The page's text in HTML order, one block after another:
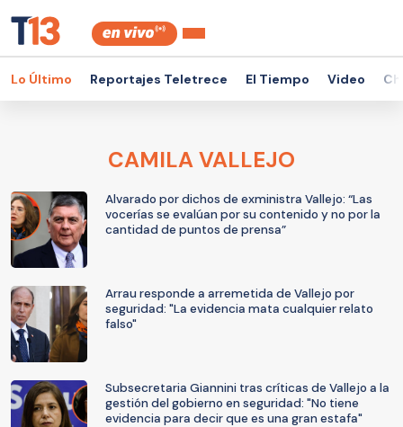
Lo Último Reportajes Teletrece El Tiempo Video
CAMILA VALLEJO
Alvarado por dichos de exministra Vallejo: “Las
vocerías se evalúan por su contenido y no por la
cantidad de puntos de prensa”
Arrau responde a arremetida de Vallejo por
seguridad: "La evidencia mata cualquier relato
falso"
Subsecretaria Giannini tras críticas de Vallejo a la
gestión del gobierno en seguridad: "No tiene
evidencia para decir que es una gran estafa"